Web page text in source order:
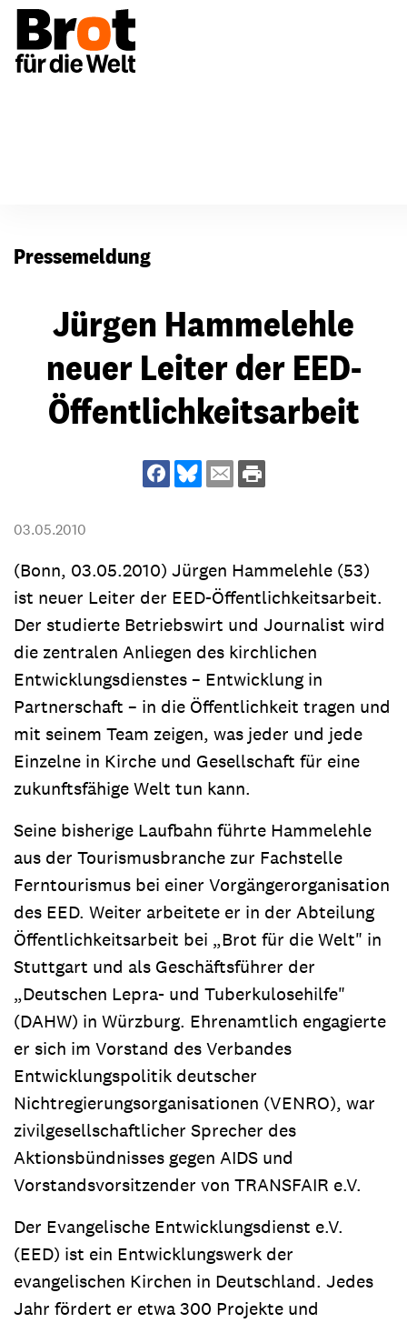
Pressemeldung
Jürgen Hammelehle
neuer Leiter der EED-
Öffentlichkeitsarbeit
03.05.2010
(Bonn, 03.05.2010) Jürgen Hammelehle (53)
ist neuer Leiter der EED-Öffentlichkeitsarbeit.
Der studierte Betriebswirt und Journalist wird
die zentralen Anliegen des kirchlichen
Entwicklungsdienstes – Entwicklung in
Partnerschaft – in die Öffentlichkeit tragen und
mit seinem Team zeigen, was jeder und jede
Einzelne in Kirche und Gesellschaft für eine
zukunftsfähige Welt tun kann.
Seine bisherige Laufbahn führte Hammelehle
aus der Tourismusbranche zur Fachstelle
Ferntourismus bei einer Vorgängerorganisation
des EED. Weiter arbeitete er in der Abteilung
Öffentlichkeitsarbeit bei „Brot für die Welt" in
Stuttgart und als Geschäftsführer der
„Deutschen Lepra- und Tuberkulosehilfe"
(DAHW) in Würzburg. Ehrenamtlich engagierte
er sich im Vorstand des Verbandes
Entwicklungspolitik deutscher
Nichtregierungsorganisationen (VENRO), war
zivilgesellschaftlicher Sprecher des
Aktionsbündnisses gegen AIDS und
Vorstandsvorsitzender von TRANSFAIR e.V.
Der Evangelische Entwicklungsdienst e.V.
(EED) ist ein Entwicklungswerk der
evangelischen Kirchen in Deutschland. Jedes
Jahr fördert er etwa 300 Projekte und